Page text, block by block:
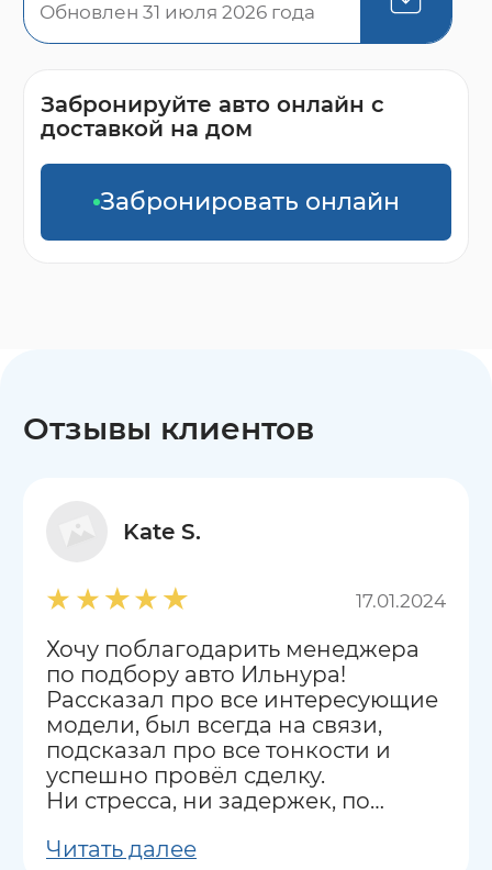
Обновлен 31 июля 2026 года
Забронируйте авто онлайн с
доставкой на дом
Забронировать онлайн
Отзывы клиентов
Kate S.
17.01.2024
Хочу поблагодарить менеджера
по подбору авто Ильнура!
Рассказал про все интересующие
модели, был всегда на связи,
подсказал про все тонкости и
успешно провёл сделку.
Ни стресса, ни задержек, по
аналогичными компаниями.
Читать далее